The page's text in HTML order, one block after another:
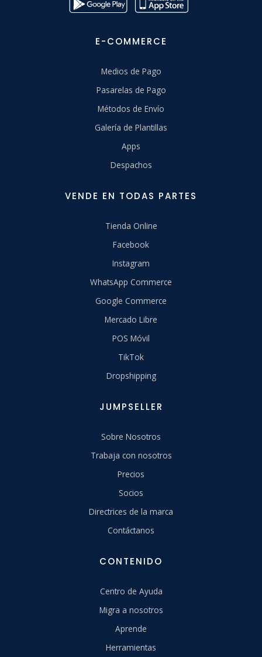
E-COMMERCE
Medios de Pago
Pasarelas de Pago
Métodos de Envío
Galería de Plantillas
Apps
Despachos
VENDE EN TODAS PARTES
Tienda Online
Facebook
Instagram
WhatsApp Commerce
Google Commerce
Mercado Libre
POS Móvil
TikTok
Dropshipping
JUMPSELLER
Sobre Nosotros
Trabaja con nosotros
Precios
Socios
Directrices de la marca
Contáctanos
CONTENIDO
Centro de Ayuda
Migra a nosotros
Aprende
Herramientas